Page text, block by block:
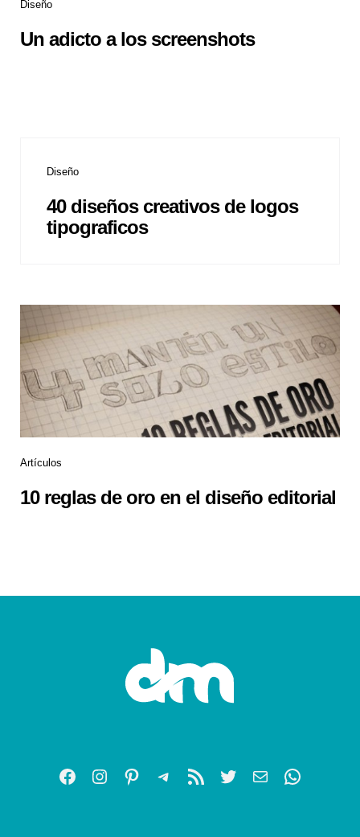
Diseño
Un adicto a los screenshots
Diseño
40 diseños creativos de logos
tipograficos
Artículos
10 reglas de oro en el diseño editorial